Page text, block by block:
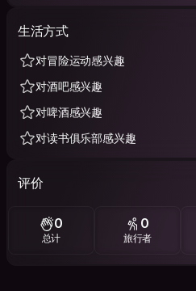
生活方式
对冒险运动感兴趣
对酒吧感兴趣
对啤酒感兴趣
对读书俱乐部感兴趣
评价
0
总计
0
旅行者